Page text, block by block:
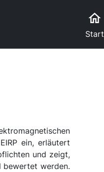
home
Start
ein, erläutert
und zeigt,
bewertet werden.